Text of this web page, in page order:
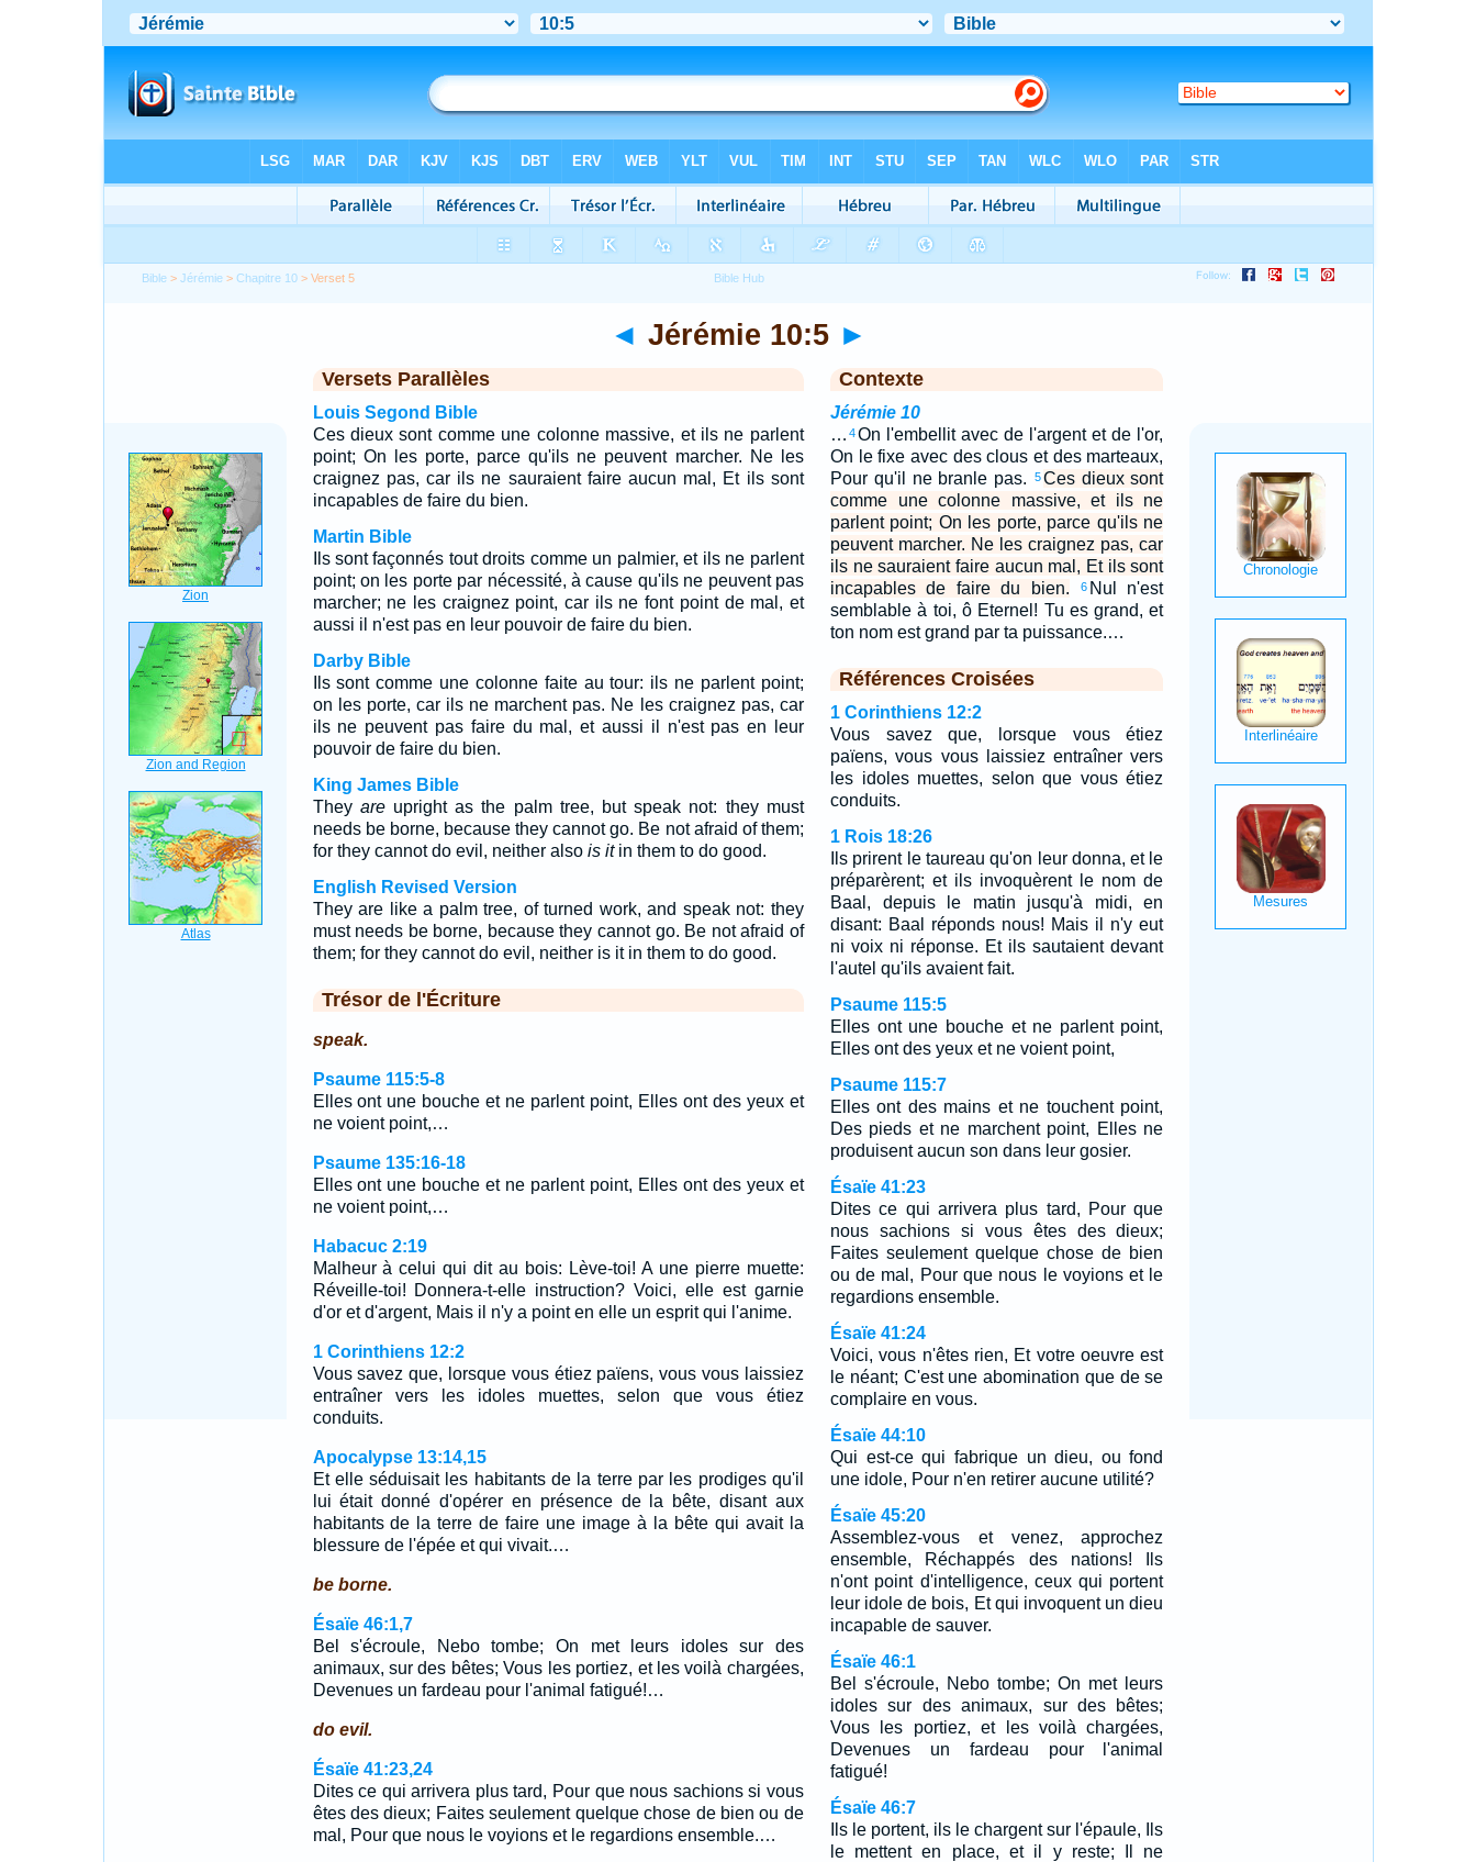
Bible >Jérémie >Chapitre 10 > Verset 5
◄ Jérémie 10:5 ►
Versets Parallèles
Louis Segond Bible
Ces dieux sont comme une colonne massive, et ils ne parlent
point; On les porte, parce qu'ils ne peuvent marcher. Ne les
craignez pas, car ils ne sauraient faire aucun mal, Et ils sont
incapables de faire du bien.
Martin Bible
Ils sont façonnés tout droits comme un palmier, et ils ne parlent
point; on les porte par nécessité, à cause qu'ils ne peuvent pas
marcher; ne les craignez point, car ils ne font point de mal, et
aussi il n'est pas en leur pouvoir de faire du bien.
Darby Bible
Ils sont comme une colonne faite au tour: ils ne parlent point;
on les porte, car ils ne marchent pas. Ne les craignez pas, car
ils ne peuvent pas faire du mal, et aussi il n'est pas en leur
pouvoir de faire du bien.
King James Bible
They areupright as the palm tree, but speak not: they must
needs be borne, because they cannot go. Be not afraid of them;
for they cannot do evil, neither also is itin them to do good.
English Revised Version
They are like a palm tree, of turned work, and speak not: they
must needs be borne, because they cannot go. Be not afraid of
them; for they cannot do evil, neither is it in them to do good.
Trésor de l'Écriture
speak.
Psaume 115:5-8
Elles ont une bouche et ne parlent point, Elles ont des yeux et
ne voient point,…
Psaume 135:16-18
Elles ont une bouche et ne parlent point, Elles ont des yeux et
ne voient point,…
Habacuc 2:19
Malheur à celui qui dit au bois: Lève-toi! A une pierre muette:
Réveille-toi! Donnera-t-elle instruction? Voici, elle est garnie
d'or et d'argent, Mais il n'y a point en elle un esprit qui l'anime.
1 Corinthiens 12:2
Vous savez que, lorsque vous étiez païens, vous vous laissiez
entraîner vers les idoles muettes, selon que vous étiez
conduits.
Apocalypse 13:14,15
Et elle séduisait les habitants de la terre par les prodiges qu'il
lui était donné d'opérer en présence de la bête, disant aux
habitants de la terre de faire une image à la bête qui avait la
blessure de l'épée et qui vivait.…
be borne.
Ésaïe 46:1,7
Bel s'écroule, Nebo tombe; On met leurs idoles sur des
animaux, sur des bêtes; Vous les portiez, et les voilà chargées,
Devenues un fardeau pour l'animal fatigué!…
do evil.
Ésaïe 41:23,24
Dites ce qui arrivera plus tard, Pour que nous sachions si vous
êtes des dieux; Faites seulement quelque chose de bien ou de
mal, Pour que nous le voyions et le regardions ensemble.…
Contexte
Jérémie 10
… 4On l'embellit avec de l'argent et de l'or,
On le fixe avec des clous et des marteaux,
Pour qu'il ne branle pas.
5Ces dieux sont
comme une colonne massive, et ils ne
parlent point; On les porte, parce qu'ils ne
peuvent marcher. Ne les craignez pas, car
ils ne sauraient faire aucun mal, Et ils sont
incapables de faire du bien.
6 Nul n'est
semblable à toi, ô Eternel! Tu es grand, et
ton nom est grand par ta puissance.…
Références Croisées
1 Corinthiens 12:2
Vous savez que, lorsque vous étiez
païens, vous vous laissiez entraîner vers
les idoles muettes, selon que vous étiez
conduits.
1 Rois 18:26
Ils prirent le taureau qu'on leur donna, et le
préparèrent; et ils invoquèrent le nom de
Baal, depuis le matin jusqu'à midi, en
disant: Baal réponds nous! Mais il n'y eut
ni voix ni réponse. Et ils sautaient devant
l'autel qu'ils avaient fait.
Psaume 115:5
Elles ont une bouche et ne parlent point,
Elles ont des yeux et ne voient point,
Psaume 115:7
Elles ont des mains et ne touchent point,
Des pieds et ne marchent point, Elles ne
produisent aucun son dans leur gosier.
Ésaïe 41:23
Dites ce qui arrivera plus tard, Pour que
nous sachions si vous êtes des dieux;
Faites seulement quelque chose de bien
ou de mal, Pour que nous le voyions et le
regardions ensemble.
Ésaïe 41:24
Voici, vous n'êtes rien, Et votre oeuvre est
le néant; C'est une abomination que de se
complaire en vous.
Ésaïe 44:10
Qui est-ce qui fabrique un dieu, ou fond
une idole, Pour n'en retirer aucune utilité?
Ésaïe 45:20
Assemblez-vous et venez, approchez
ensemble, Réchappés des nations! Ils
n'ont point d'intelligence, ceux qui portent
leur idole de bois, Et qui invoquent un dieu
incapable de sauver.
Ésaïe 46:1
Bel s'écroule, Nebo tombe; On met leurs
idoles sur des animaux, sur des bêtes;
Vous les portiez, et les voilà chargées,
Devenues un fardeau pour l'animal
fatigué!
Ésaïe 46:7
Ils le portent, ils le chargent sur l'épaule, Ils
le mettent en place, et il y reste; Il ne